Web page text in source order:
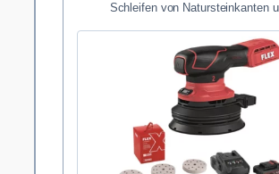
Schleifen von Natursteinkanten